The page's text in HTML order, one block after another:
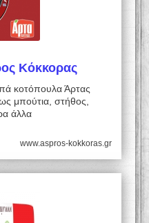
Κόκκορας
κοτόπουλα Άρτας
μπούτια, στήθος,
άλλα
www.aspros-kokkoras.gr